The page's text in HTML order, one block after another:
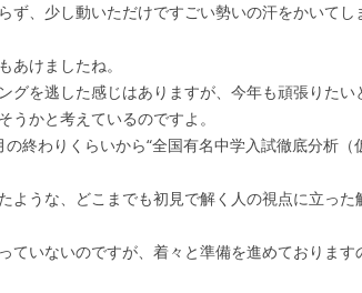
ず、少し動いただけですごい勢いの汗をかいてし
あけましたね。
グを逃した感じはありますが、今年も頑張りたい
かと考えているのですよ。
終わりくらいから“全国有名中学入試徹底分析（
ような、どこまでも初見で解く人の視点に立った
ていないのですが、着々と準備を進めております